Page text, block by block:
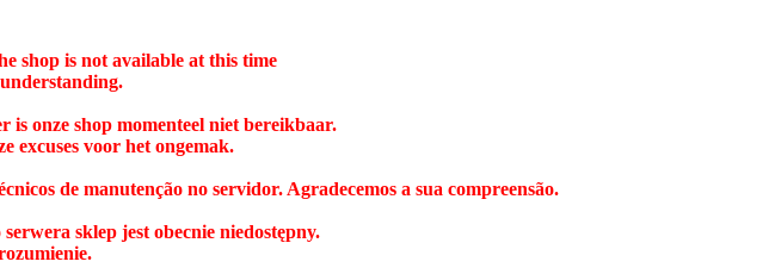
shop is not available at this time
is onze shop momenteel niet bereikbaar.
excuses voor het ongemak.
de manutenção no servidor. Agradecemos a sua compreensão.
sklep jest obecnie niedostępny.